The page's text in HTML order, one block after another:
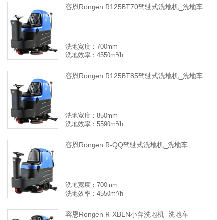
容恩Rongen R125BT70驾驶式洗地机_洗地车
洗地宽度：700mm
洗地效率：4550m²/h
容恩Rongen R125BT85驾驶式洗地机_洗地车
洗地宽度：850mm
洗地效率：5590m²/h
容恩Rongen R-QQ驾驶式洗地机_洗地车
洗地宽度：700mm
洗地效率：4550m²/h
容恩Rongen R-XBEN小奔洗地机_洗地车